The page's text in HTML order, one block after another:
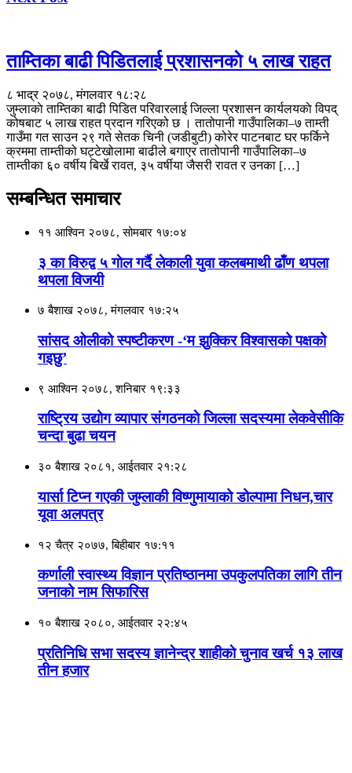
ताम्तिका बाढी पिडितलाई प्रशासनकाे ५ लाख राहत
८ भाद्र २०७८, मंगलवार १८:२८
जुम्लाकाे ताम्तिका बाढी पिडित परिवारलाई जिल्ला प्रशासन कार्यलयकाे विपद्
कोषबाट ५ लाख राहत प्रदान गरिएको छ । तातोपानी गाउँपालिका–७ ताम्ती
गाउँमा गत साउन २९ गते सेतक चिनी (जडीबुटी) कोरेर पाटनबाट घर फर्किने
क्रममा ताम्तीको घट्टेखोलामा बाढीले बगाएर तातोपानी गाउँपालिका–७
ताम्तीका ६० वर्षीय बिर्खे रावत, ३५ वर्षीया जैसरी रावत र उनका […]
सम्बन्धित समाचार
११ आश्विन २०७८, सोमबार १७:०४
३ का विरुद्व ५ गाेल गर्दै लेकाली युवा कलबमाथी ढाँण थपला
थपला विजयी
७ बैशाख २०७८, मंगलवार १७:२५
सांसद ओलीको स्पष्टीकरण -‘म झुक्किर विश्वासको पक्षको
गइछु’
९ आश्विन २०७८, शनिबार १९:३३
राष्ट्रिय उद्योग व्यापार संगठनकाे जिल्ला सदस्यमा लेकवेसीकि
चन्दा बुढा चयन
३० बैशाख २०८१, आईतवार २१:२८
यार्सा टिप्न गएकी जुम्लाकी विष्णुमायाको डोल्पामा निधन,चार
यूवा अलपत्र
१२ चैत्र २०७७, बिहीबार १७:११
कर्णाली स्वास्थ्य विज्ञान प्रतिष्ठानमा उपकुलपतिका लागि तीन
जनाको नाम सिफारिस
१० बैशाख २०८०, आईतवार २२:४५
प्रतिनिधि सभा सदस्य ज्ञानेन्द्र शाहीकाे चुनाव खर्च १३ लाख
तीन हजार